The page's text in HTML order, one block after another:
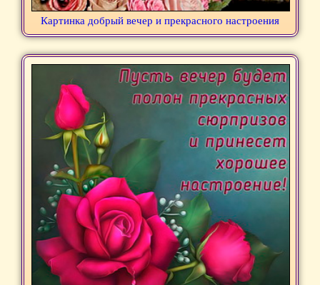
Картинка добрый вечер и прекрасного настроения